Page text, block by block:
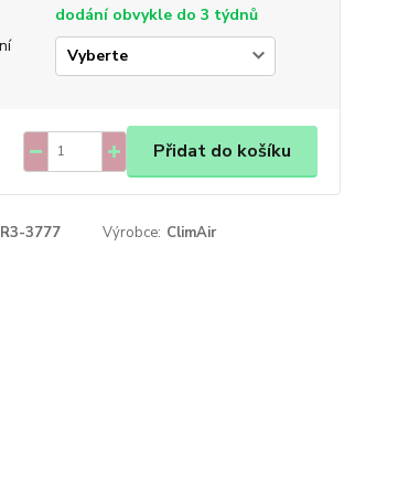
dodání obvykle do 3 týdnů
Přidat do košíku
3777 Výrobce: ClimAir